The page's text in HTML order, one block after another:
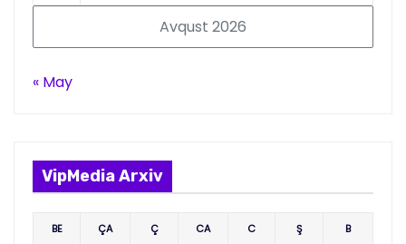
Avqust 2026
« May
VipMedia Arxiv
BE ÇA Ç CA C Ş B